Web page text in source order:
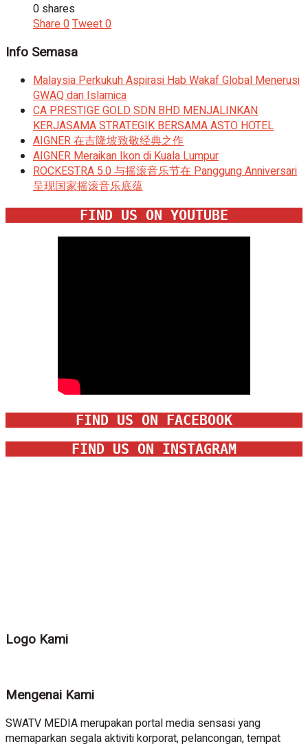
0 shares
Share0Tweet0
Info Semasa
Malaysia Perkukuh Aspirasi Hab Wakaf Global Menerusi
GWAQ dan Islamica
CA PRESTIGE GOLD SDN BHD MENJALINKAN
KERJASAMA STRATEGIK BERSAMA ASTO HOTEL
AIGNER 在吉隆坡致敬经典之作
AIGNER Meraikan Ikon di Kuala Lumpur
ROCKESTRA 5.0 与摇滚音乐节在 Panggung Anniversari
呈现国家摇滚音乐底蕴
FIND US ON YOUTUBE
FIND US ON FACEBOOK
FIND US ON INSTAGRAM
Logo Kami
Mengenai Kami
SWATV MEDIA merupakan portal media sensasi yang
memaparkan segala aktiviti korporat, pelancongan, tempat